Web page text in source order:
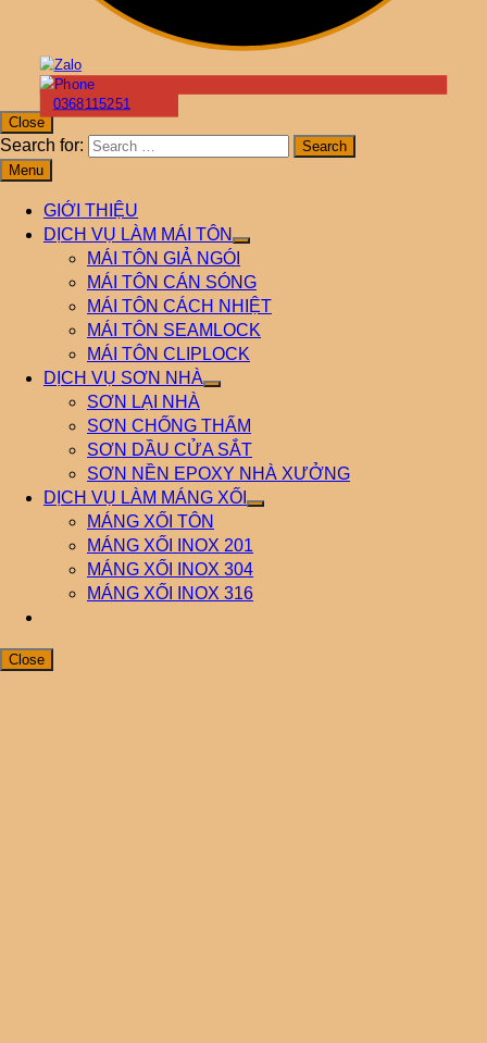
0368115251
Close
Search for:
Menu
GIỚI THIỆU
DỊCH VỤ LÀM MÁI TÔN
MÁI TÔN GIẢ NGÓI
MÁI TÔN CÁN SÓNG
MÁI TÔN CÁCH NHIỆT
MÁI TÔN SEAMLOCK
MÁI TÔN CLIPLOCK
DỊCH VỤ SƠN NHÀ
SƠN LẠI NHÀ
SƠN CHỐNG THẤM
SƠN DẦU CỬA SẮT
SƠN NỀN EPOXY NHÀ XƯỞNG
DỊCH VỤ LÀM MÁNG XỐI
MÁNG XỐI TÔN
MÁNG XỐI INOX 201
MÁNG XỐI INOX 304
MÁNG XỐI INOX 316
Close